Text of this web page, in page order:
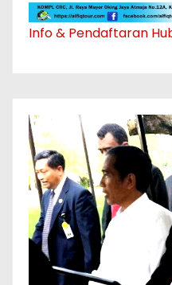
Info & Pendaftaran